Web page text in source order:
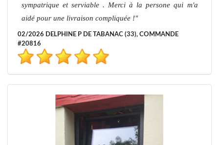
sympatrique et serviable . Merci à la persone qui m'a
aidé pour une livraison compliquée !
02/2026 DELPHINE P DE TABANAC (33), COMMANDE
#20816